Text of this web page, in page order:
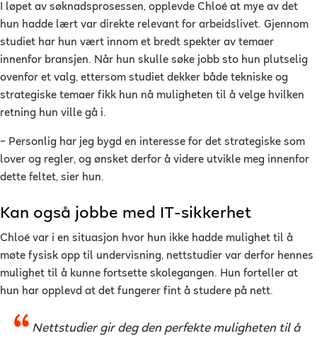
I løpet av søknadsprosessen, opplevde Chloé at mye av det
hun hadde lært var direkte relevant for arbeidslivet. Gjennom
studiet har hun vært innom et bredt spekter av temaer
innenfor bransjen. Når hun skulle søke jobb sto hun plutselig
ovenfor et valg, ettersom studiet dekker både tekniske og
strategiske temaer fikk hun nå muligheten til å velge hvilken
retning hun ville gå i.
– Personlig har jeg bygd en interesse for det strategiske som
lover og regler, og ønsket derfor å videre utvikle meg innenfor
dette feltet, sier hun.
Kan også jobbe med IT-sikkerhet
Chloé var i en situasjon hvor hun ikke hadde mulighet til å
møte fysisk opp til undervisning, nettstudier var derfor hennes
mulighet til å kunne fortsette skolegangen. Hun forteller at
hun har opplevd at det fungerer fint å studere på nett.
Nettstudier gir deg den perfekte muligheten til å